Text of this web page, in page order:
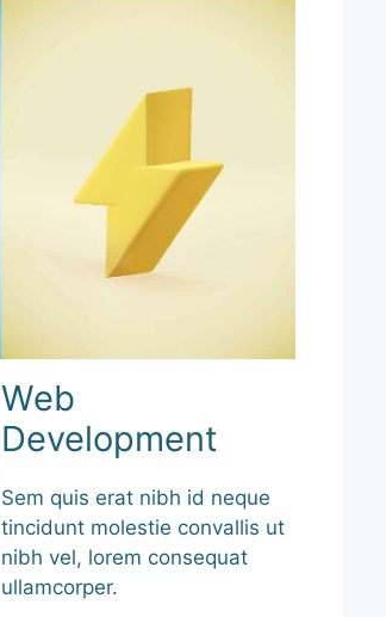
Web
Development
Sem quis erat nibh id neque
tincidunt molestie convallis ut
nibh vel, lorem consequat
ullamcorper.